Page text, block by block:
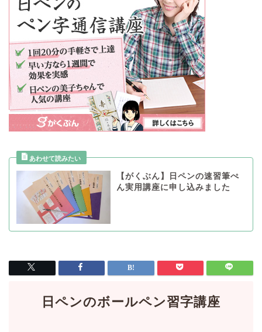
【がくぶん】日ペンの速習筆ぺ
ん実用講座に申し込みました
日ペンのボールペン習字講座